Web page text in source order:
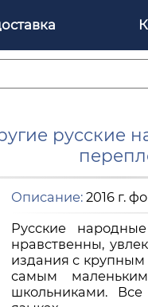
русские
Описание: 2016 г.
Русские
нравственны,
издания с
самым
школьниками.